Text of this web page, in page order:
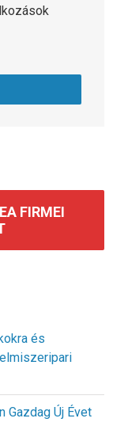
FIRMEI
és
Gazdag Új Évet